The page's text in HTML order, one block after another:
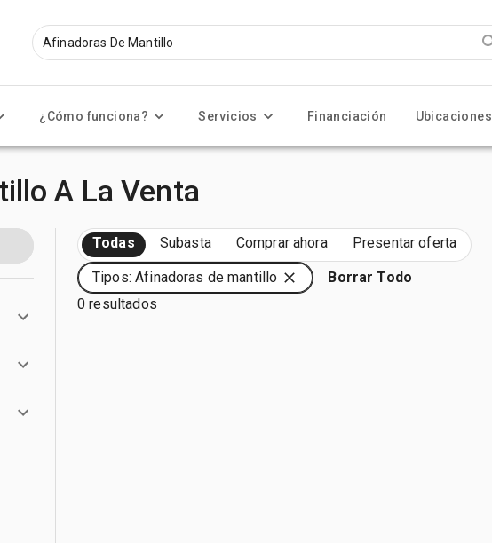
¿Cómo funciona? Servicios Financiación Ubicaciones
A La Venta
Todas Subasta Comprar ahora Presentar oferta
Tipos: Afinadoras de mantillo
Borrar Todo
0 resultados